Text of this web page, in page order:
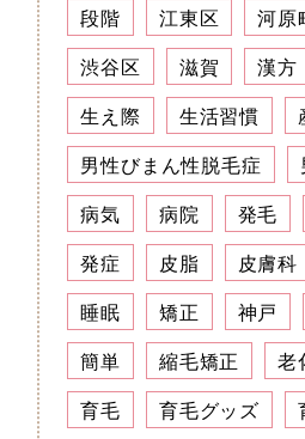
段階
江東区 河原
渋谷区
滋賀 漢方
生え際
生活習慣
男性びまん性脱毛症
病気
病院 発毛
発症
皮脂 皮膚科
睡眠
矯正 神戸
簡単
縮毛矯正 老
育毛
育毛グッズ